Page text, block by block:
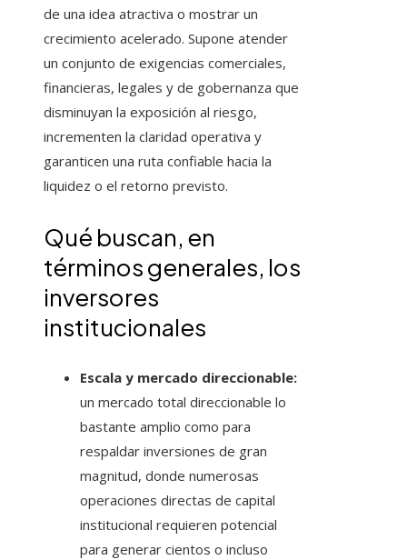
de una idea atractiva o mostrar un
crecimiento acelerado. Supone atender
un conjunto de exigencias comerciales,
financieras, legales y de gobernanza que
disminuyan la exposición al riesgo,
incrementen la claridad operativa y
garanticen una ruta confiable hacia la
liquidez o el retorno previsto.
Qué buscan, en
términos generales, los
inversores
institucionales
Escala y mercado direccionable:
un mercado total direccionable lo
bastante amplio como para
respaldar inversiones de gran
magnitud, donde numerosas
operaciones directas de capital
institucional requieren potencial
para generar cientos o incluso